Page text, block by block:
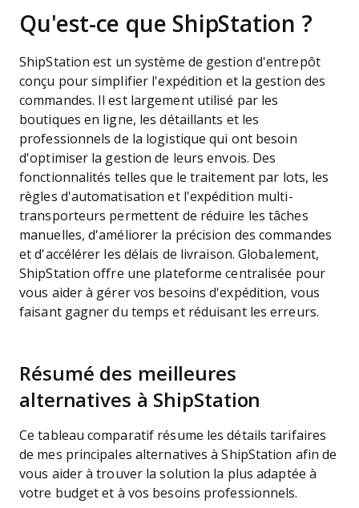
Qu'est-ce que ShipStation ?
ShipStation est un système de gestion d'entrepôt
conçu pour simplifier l'expédition et la gestion des
commandes. Il est largement utilisé par les
boutiques en ligne, les détaillants et les
professionnels de la logistique qui ont besoin
d'optimiser la gestion de leurs envois. Des
fonctionnalités telles que le traitement par lots, les
règles d'automatisation et l'expédition multi-
transporteurs permettent de réduire les tâches
manuelles, d'améliorer la précision des commandes
et d'accélérer les délais de livraison. Globalement,
ShipStation offre une plateforme centralisée pour
vous aider à gérer vos besoins d'expédition, vous
faisant gagner du temps et réduisant les erreurs.
Résumé des meilleures
alternatives à ShipStation
Ce tableau comparatif résume les détails tarifaires
de mes principales alternatives à ShipStation afin de
vous aider à trouver la solution la plus adaptée à
votre budget et à vos besoins professionnels.